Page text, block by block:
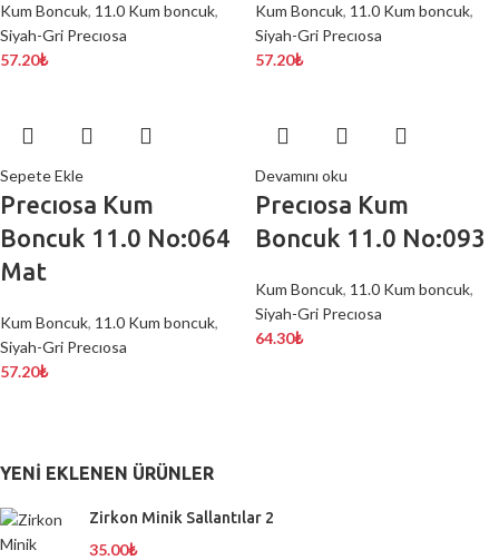
Kum Boncuk, 11.0 Kum boncuk,
Siyah-Gri Precıosa
57.20₺
Kum Boncuk, 11.0 Kum boncuk,
Siyah-Gri Precıosa
57.20₺
Sepete Ekle
Precıosa Kum
Boncuk 11.0 No:064
Mat
Kum Boncuk, 11.0 Kum boncuk,
Siyah-Gri Precıosa
57.20₺
Devamını oku
Precıosa Kum
Boncuk 11.0 No:093
Kum Boncuk, 11.0 Kum boncuk,
Siyah-Gri Precıosa
64.30₺
YENI EKLENEN ÜRÜNLER
Zirkon Minik Sallantılar 2
35.00₺